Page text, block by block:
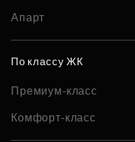
Апарт
По классу ЖК
Премиум-класс
Комфорт-класс